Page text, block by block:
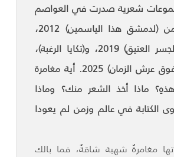
شعرية صدرت في العواصم
العربية، ابتداء من (لدمشق هذا الياسمين) 2012،
ومروراً بـ(على الجسر العتيق) 2019، و(تكايا الرغبة)،
وليسَ انتهاء بـ(فوق عرش الزمان) 2025. أية مغامرة
ماذا أخذ الشعر منك؟ وماذا
الكتابة في عالم وزمن لم يعودا
مغامرةٌ شهية شاقةٌ، فما بالك